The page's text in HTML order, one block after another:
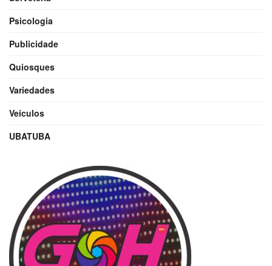
Psicologia
Publicidade
Quiosques
Variedades
Veículos
UBATUBA